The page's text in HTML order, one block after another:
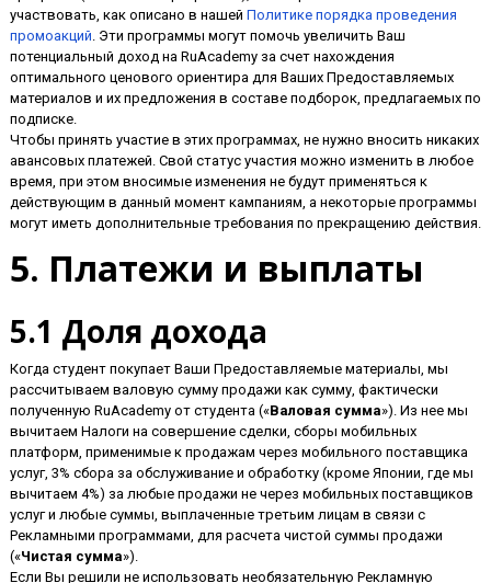
участвовать, как описано в нашей Политике порядка проведения
промоакций. Эти программы могут помочь увеличить Ваш
потенциальный доход на RuAcademy за счет нахождения
оптимального ценового ориентира для Ваших Предоставляемых
материалов и их предложения в составе подборок, предлагаемых по
подписке.
Чтобы принять участие в этих программах, не нужно вносить никаких
авансовых платежей. Свой статус участия можно изменить в любое
время, при этом вносимые изменения не будут применяться к
действующим в данный момент кампаниям, а некоторые программы
могут иметь дополнительные требования по прекращению действия.
5. Платежи и выплаты
5.1 Доля дохода
Когда студент покупает Ваши Предоставляемые материалы, мы
рассчитываем валовую сумму продажи как сумму, фактически
полученную RuAcademy от студента («Валовая сумма»). Из нее мы
вычитаем Налоги на совершение сделки, сборы мобильных
платформ, применимые к продажам через мобильного поставщика
услуг, 3% сбора за обслуживание и обработку (кроме Японии, где мы
вычитаем 4%) за любые продажи не через мобильных поставщиков
услуг и любые суммы, выплаченные третьим лицам в связи с
Рекламными программами, для расчета чистой суммы продажи
(«Чистая сумма»).
Если Вы решили не использовать необязательную Рекламную